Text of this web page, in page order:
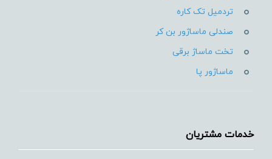
تردمیل تک کاره
صندلی ماساژور بن کر
تخت ماساژ برقی
ماساژور پا
خدمات مشتریان